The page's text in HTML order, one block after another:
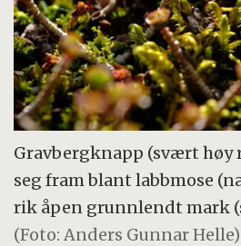
Gravbergknapp (svært høy
seg fram blant labbmose
rik åpen grunnlendt mark
(Foto: Anders Gunnar Helle)